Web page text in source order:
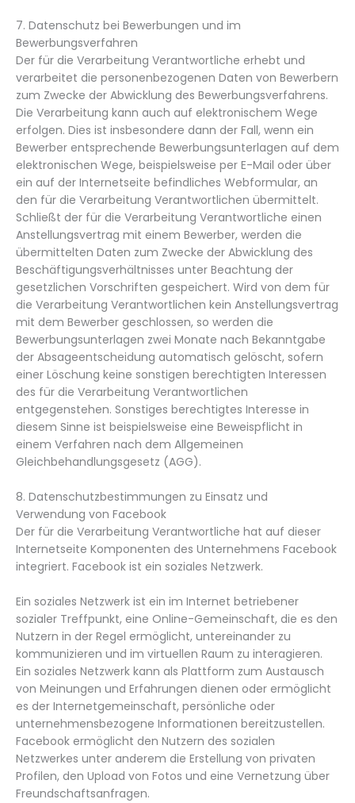
7. Datenschutz bei Bewerbungen und im
Bewerbungsverfahren
Der für die Verarbeitung Verantwortliche erhebt und
verarbeitet die personenbezogenen Daten von Bewerbern
zum Zwecke der Abwicklung des Bewerbungsverfahrens.
Die Verarbeitung kann auch auf elektronischem Wege
erfolgen. Dies ist insbesondere dann der Fall, wenn ein
Bewerber entsprechende Bewerbungsunterlagen auf dem
elektronischen Wege, beispielsweise per E-Mail oder über
ein auf der Internetseite befindliches Webformular, an
den für die Verarbeitung Verantwortlichen übermittelt.
Schließt der für die Verarbeitung Verantwortliche einen
Anstellungsvertrag mit einem Bewerber, werden die
übermittelten Daten zum Zwecke der Abwicklung des
Beschäftigungsverhältnisses unter Beachtung der
gesetzlichen Vorschriften gespeichert. Wird von dem für
die Verarbeitung Verantwortlichen kein Anstellungsvertrag
mit dem Bewerber geschlossen, so werden die
Bewerbungsunterlagen zwei Monate nach Bekanntgabe
der Absageentscheidung automatisch gelöscht, sofern
einer Löschung keine sonstigen berechtigten Interessen
des für die Verarbeitung Verantwortlichen
entgegenstehen. Sonstiges berechtigtes Interesse in
diesem Sinne ist beispielsweise eine Beweispflicht in
einem Verfahren nach dem Allgemeinen
Gleichbehandlungsgesetz (AGG).
8. Datenschutzbestimmungen zu Einsatz und
Verwendung von Facebook
Der für die Verarbeitung Verantwortliche hat auf dieser
Internetseite Komponenten des Unternehmens Facebook
integriert. Facebook ist ein soziales Netzwerk.
Ein soziales Netzwerk ist ein im Internet betriebener
sozialer Treffpunkt, eine Online-Gemeinschaft, die es den
Nutzern in der Regel ermöglicht, untereinander zu
kommunizieren und im virtuellen Raum zu interagieren.
Ein soziales Netzwerk kann als Plattform zum Austausch
von Meinungen und Erfahrungen dienen oder ermöglicht
es der Internetgemeinschaft, persönliche oder
unternehmensbezogene Informationen bereitzustellen.
Facebook ermöglicht den Nutzern des sozialen
Netzwerkes unter anderem die Erstellung von privaten
Profilen, den Upload von Fotos und eine Vernetzung über
Freundschaftsanfragen.